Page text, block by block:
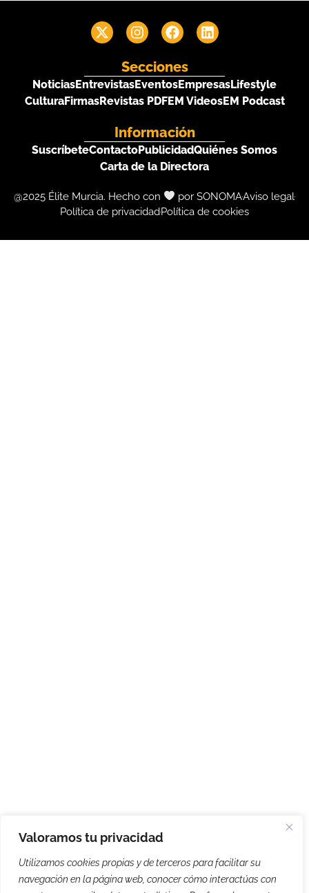
Valoramos tu privacidad
Utilizamos cookies propias y de terceros para facilitar su
navegación en la página web, conocer cómo interactúas con
Secciones
NoticiasEntrevistasEventosEmpresasLifestyle
CulturaFirmasRevistas PDFEM VideosEM Podcast
Información
SuscríbeteContactoPublicidadQuiénes Somos
Carta de la Directora
@2025 Élite Murcia. Hecho con por SONOMAAviso legal
Política de privacidadPolítica de cookies